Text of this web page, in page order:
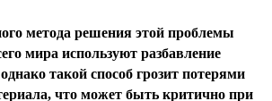
метода решения этой проблемы
мира используют разбавление
такой способ грозит потерями
что может быть критично при